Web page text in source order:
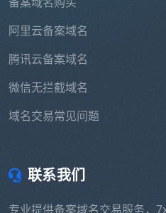
阿里云备案域名
腾讯云备案域名
微信无拦截域名
域名交易常见问题
联系我们
专业提供备案域名交易服务，